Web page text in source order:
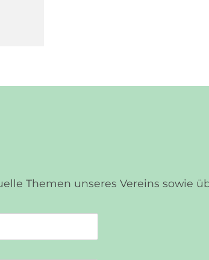
Themen unseres Vereins sowie